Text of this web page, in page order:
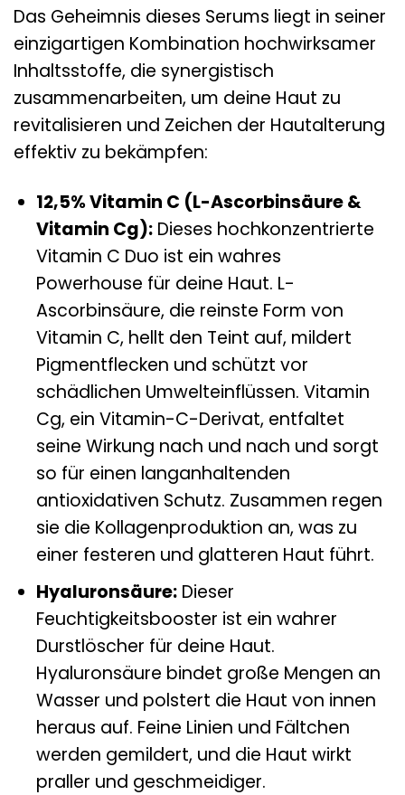
Das Geheimnis dieses Serums liegt in seiner
einzigartigen Kombination hochwirksamer
Inhaltsstoffe, die synergistisch
zusammenarbeiten, um deine Haut zu
revitalisieren und Zeichen der Hautalterung
effektiv zu bekämpfen:
12,5% Vitamin C (L-Ascorbinsäure &
Vitamin Cg):Dieses hochkonzentrierte
Vitamin C Duo ist ein wahres
Powerhouse für deine Haut. L-
Ascorbinsäure, die reinste Form von
Vitamin C, hellt den Teint auf, mildert
Pigmentflecken und schützt vor
schädlichen Umwelteinflüssen. Vitamin
Cg, ein Vitamin-C-Derivat, entfaltet
seine Wirkung nach und nach und sorgt
so für einen langanhaltenden
antioxidativen Schutz. Zusammen regen
sie die Kollagenproduktion an, was zu
einer festeren und glatteren Haut führt.
Hyaluronsäure:Dieser
Feuchtigkeitsbooster ist ein wahrer
Durstlöscher für deine Haut.
Hyaluronsäure bindet große Mengen an
Wasser und polstert die Haut von innen
heraus auf. Feine Linien und Fältchen
werden gemildert, und die Haut wirkt
praller und geschmeidiger.